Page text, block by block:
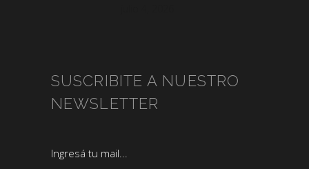
SUSCRIBITE A NUESTRO
NEWSLETTER